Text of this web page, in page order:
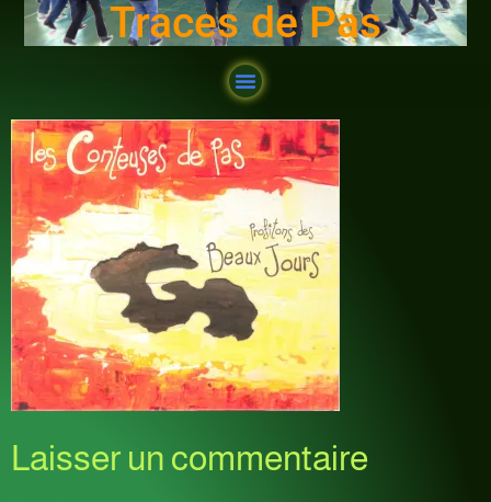
Traces de Pas
Laisser un commentaire